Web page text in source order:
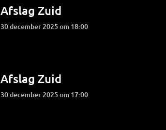
Afslag Zuid
30 december 2025 om 18:00
Afslag Zuid
30 december 2025 om 17:00